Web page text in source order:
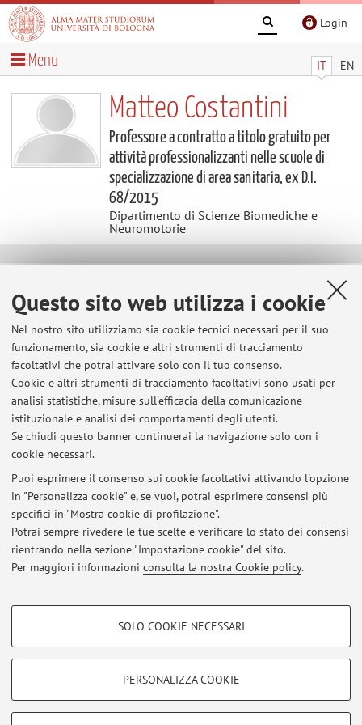
Questo sito web utilizza i cookie
Nel nostro sito utilizziamo sia cookie tecnici necessari per il suo
funzionamento, sia cookie e altri strumenti di tracciamento
facoltativi che potrai attivare solo con il tuo consenso.
Cookie e altri strumenti di tracciamento facoltativi sono usati per
analisi statistiche, misure sull'efficacia della comunicazione
istituzionale e analisi dei comportamenti degli utenti.
Se chiudi questo banner continuerai la navigazione solo con i
cookie necessari.
Puoi esprimere il consenso sui cookie facoltativi attivando l'opzione
in "Personalizza cookie" e, se vuoi, potrai esprimere consensi più
specifici in "Mostra cookie di profilazione".
Potrai sempre rivedere le tue scelte e verificare lo stato dei consensi
rientrando nella sezione "Impostazione cookie" del sito.
Per maggiori informazioni consulta la nostra Cookie policy.
COOKIE DI PROFILAZIONE - FACOLTATIVI
SOLO COOKIE NECESSARI
PERSONALIZZA COOKIE
Login
IT EN
Menu
Matteo Costantini
Professore a contratto a titolo gratuito per
attività professionalizzanti nelle scuole di
specializzazione di area sanitaria, ex D.I.
68/2015
Dipartimento di Scienze Biomediche e
Neuromotorie
E-mail:
matteo.costantini8@unibo.it
Tel:
+39 0543 731700
Dipartimento di Scienze Biomediche e Neuromotorie
Via Massarenti 9, Bologna -
Vai alla mappa
Ultimi avvisi
Al momento non sono presenti avvisi.
Area riservata
Accedi tramiteloginper gestire tutti i contenuti del sito.